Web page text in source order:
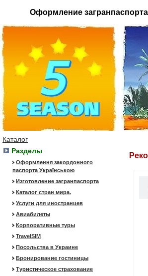
Оформление загранпаспорта
Каталог
Разделы
Оформлення закордонного
паспорта Українською
Изготовление загранпаспорта
Каталог стран мира.
Услуги для иностранцев
Авиабилеты
Корпоративные туры
TravelSIM
Посольства в Украине
Бронирование гостиницы
Туристическое страхование